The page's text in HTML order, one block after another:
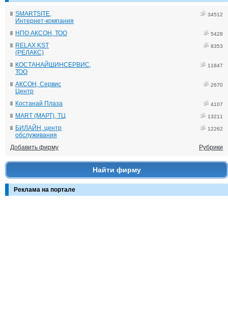
SMARTSITE,
Интернет-компания
34512
НПО АКСОН, ТОО 5428
RELAX KST
(РЕЛАКС)
8353
КОСТАНАЙШИНСЕРВИС,
ТОО
11847
АКСОН, Сервис
Центр
2670
Костанай Плаза 4107
MART (МАРТ), ТЦ 13211
БИЛАЙН, центр
обслуживания
12262
Добавить фирму Рубрики
Найти фирму
Реклама на портале